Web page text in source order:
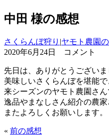
中田 様の感想
さくらんぼ狩り |ヤモト農園
2020年6月24日 コメント
先日は、ありがとうございま
美味しいさくらんぼを堪能
来シーズンのヤモト農園さ
逸品やまなしさん紹介の農
またよろしくお願いします。
« 前の感想